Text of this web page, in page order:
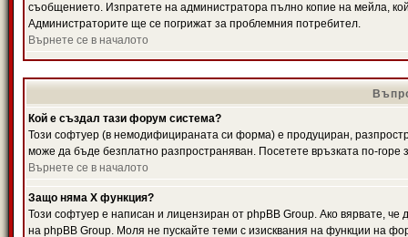
съобщението. Изпратете на администратора пълно копие на мейла,
Администраторите ще се погрижат за проблемния потребител.
Върнете се в началото
Кой е създал тази форум система?
Този софтуер (в немодифицираната си форма) е продуциран,
може да бъде безплатно разпространяван. Посетете връзката по-горе
Върнете се в началото
Защо няма X функция?
Този софтуер е написан и лицензиран от phpBB Group. Ако вярвате,
на phpBB Group. Моля не пускайте теми с изисквания на функции на